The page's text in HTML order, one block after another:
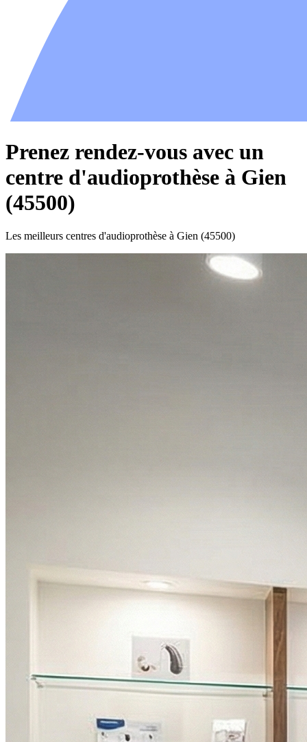
Prenez rendez-vous avec un
centre d'audioprothèse à Gien
(45500)
Les meilleurs centres d'audioprothèse à Gien (45500)